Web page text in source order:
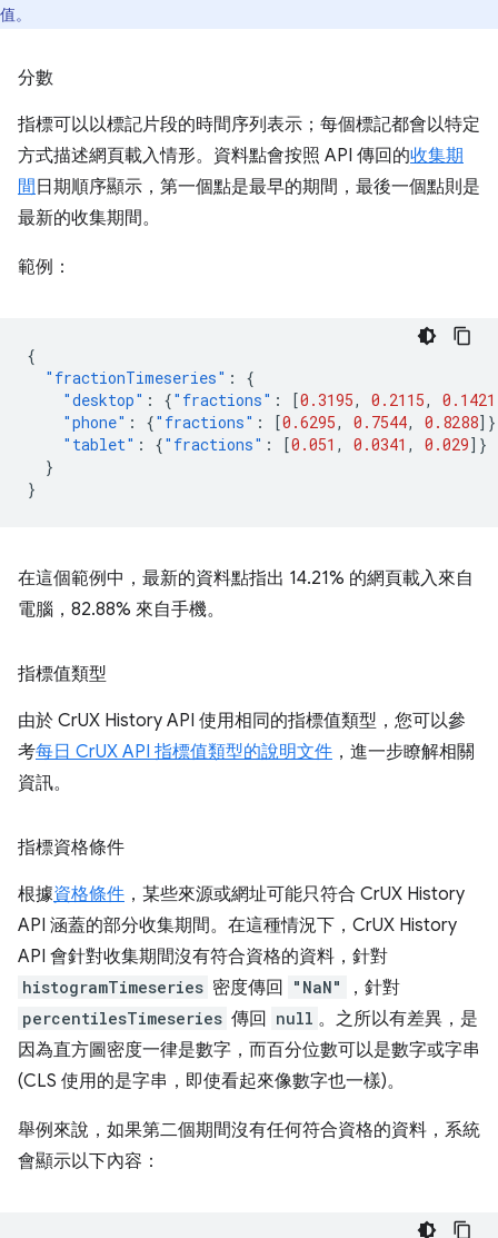
值。
分數
指標可以以標記片段的時間序列表示；每個標記都會以特定
方式描述網頁載入情形。資料點會按照 API 傳回的收集期
間 日期順序顯示，第一個點是最早的期間，最後一個點則是
最新的收集期間。
範例：
{
"fractionTimeseries" :
{
"desktop" : {"fractions" : [0.3195, 0.2115, 0.1421
"phone" : {"fractions" : [0.6295, 0.7544, 0.8288
"tablet" : {"fractions" : [0.051 , 0.0341 , 0.029]}
}
}
在這個範例中，最新的資料點指出 14.21% 的網頁載入來自
電腦，82.88% 來自手機。
指標值類型
由於 CrUX History API 使用相同的指標值類型，您可以參
考每日 CrUX API 指標值類型的說明文件 ，進一步瞭解相關
資訊。
指標資格條件
根據資格條件 ，某些來源或網址可能只符合 CrUX History
API 涵蓋的部分收集期間。在這種情況下，CrUX History
API 會針對收集期間沒有符合資格的資料，針對
histogramTimeseries 密度傳回 "NaN" ，針對
percentilesTimeseries 傳回 null 。之所以有差異，是
因為直方圖密度一律是數字，而百分位數可以是數字或字串
(CLS 使用的是字串，即使看起來像數字也一樣)。
舉例來說，如果第二個期間沒有任何符合資格的資料，系統
會顯示以下內容：